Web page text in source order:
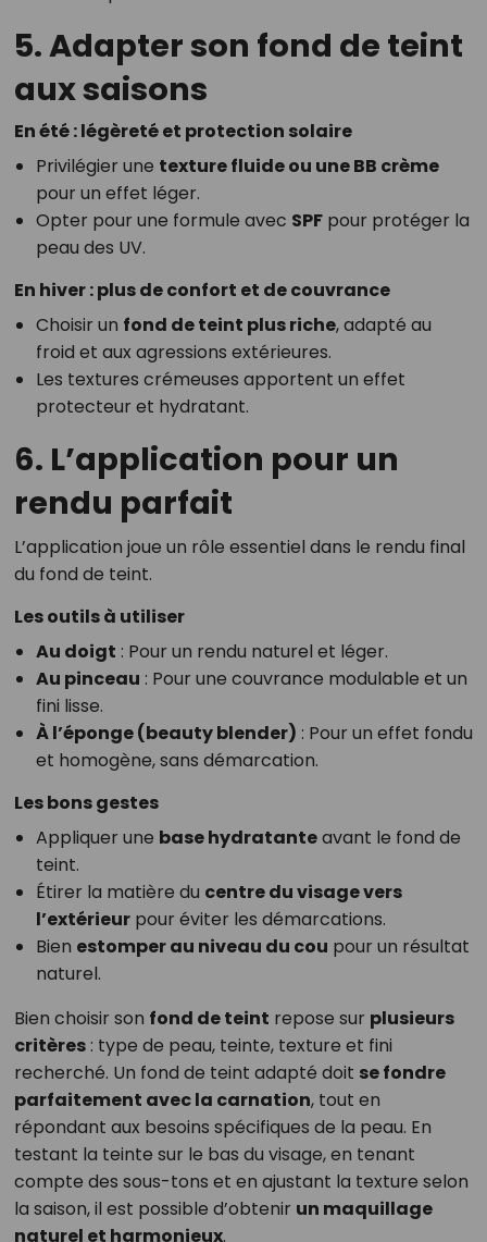
5. Adapter son fond de teint
aux saisons
En été : légèreté et protection solaire
Privilégier une texture fluide ou une BB crème
pour un effet léger.
Opter pour une formule avec SPFpour protéger la
peau des UV.
En hiver : plus de confort et de couvrance
Choisir un fond de teint plus riche, adapté au
froid et aux agressions extérieures.
Les textures crémeuses apportent un effet
protecteur et hydratant.
6. L’application pour un
rendu parfait
L’application joue un rôle essentiel dans le rendu final
du fond de teint.
Les outils à utiliser
Au doigt : Pour un rendu naturel et léger.
Au pinceau : Pour une couvrance modulable et un
fini lisse.
À l’éponge (beauty blender) : Pour un effet fondu
et homogène, sans démarcation.
Les bons gestes
Appliquer une base hydratanteavant le fond de
teint.
Étirer la matière du centre du visage vers
l’extérieurpour éviter les démarcations.
Bien estomper au niveau du cou pour un résultat
naturel.
Bien choisir son fond de teint repose sur plusieurs
critères: type de peau, teinte, texture et fini
recherché. Un fond de teint adapté doit se fondre
parfaitement avec la carnation, tout en
répondant aux besoins spécifiques de la peau. En
testant la teinte sur le bas du visage, en tenant
compte des sous-tons et en ajustant la texture selon
la saison, il est possible d’obtenir un maquillage
naturel et harmonieux.